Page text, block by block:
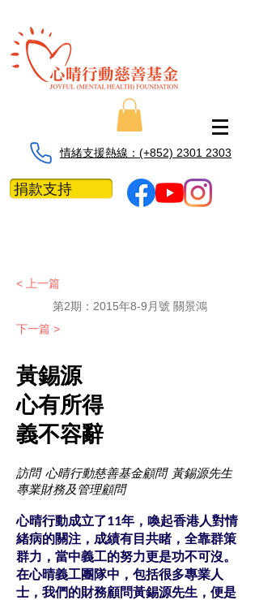
情緒支援熱線：​​(+852) 2301 2303
捐款支持
< 上一篇
第2期： 2015年8-9月號 關景鴻
下一篇 >
黃錫源
心有所得
義不容辭
訪問 心晴行動慈善基金顧問 黃錫源先生
專業財務及管理顧問
心晴行動成立了11年，喚起香港人對情
緒病的關注，成績有目共睹，全靠群策
群力，當中義工的努力更是功不可沒。
在心晴義工團隊中，包括很多專業人
士，我們的財務顧問黃錫源先生，便是